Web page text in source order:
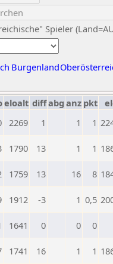
Spieler
Burgenland
eloalt diffabg anz pkt
2269 1 1 1
1790 13 1 1
1759 13 16 8
1912 -3 1 0,5
1641 0 0 0
1741 16 1 1